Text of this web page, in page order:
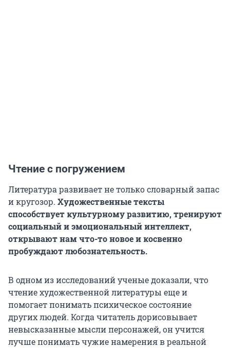
Чтение с погружением
Литература развивает не только словарный запас
и кругозор. Художественные тексты
способствует культурному развитию, тренируют
социальный и эмоциональный интеллект,
открывают нам что-то новое и косвенно
пробуждают любознательность.
В одном из исследований ученые доказали, что
чтение художественной литературы еще и
помогает понимать психическое состояние
других людей. Когда читатель дорисовывает
невысказанные мысли персонажей, он учится
лучше понимать чужие намерения в реальной